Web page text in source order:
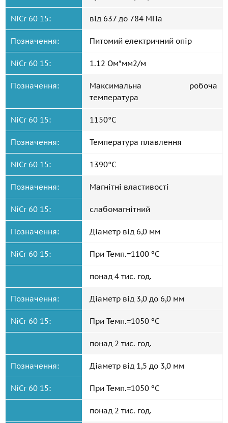
NiCr 60 15: від 637 до 784 МПа
Позначення: Питомий електричний опір
NiCr 60 15: 1.12 Ом*мм2/м
Позначення:
Максимальна робоча
температура
NiCr 60 15: 1150°C
Позначення: Температура плавлення
NiCr 60 15: 1390°C
Позначення: Магнітні властивості
NiCr 60 15: слабомагнітний
Позначення: Діаметр від 6,0 мм
NiCr 60 15: При Темп.=1100 ºС
понад 4 тис. год.
Позначення: Діаметр від 3,0 до 6,0 мм
NiCr 60 15: При Темп.=1050 ºС
понад 2 тис. год.
Позначення: Діаметр від 1,5 до 3,0 мм
NiCr 60 15: При Темп.=1050 ºС
понад 2 тис. год.